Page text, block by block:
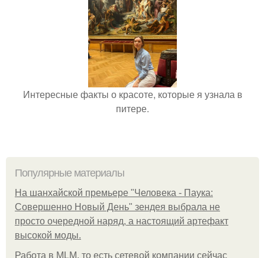
Интересные факты о красоте, которые я узнала в
питере.
Популярные материалы
На шанхайской премьере "Человека - Паука:
Совершенно Новый День" зендея выбрала не
просто очередной наряд, а настоящий артефакт
высокой моды.
Работа в MLM, то есть сетевой компании сейчас